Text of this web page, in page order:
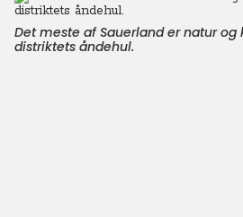
Det meste af Sauerland er natur og
distriktets åndehul.